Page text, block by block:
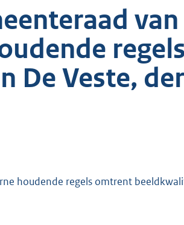
De Veste,
houdende regels omtrent